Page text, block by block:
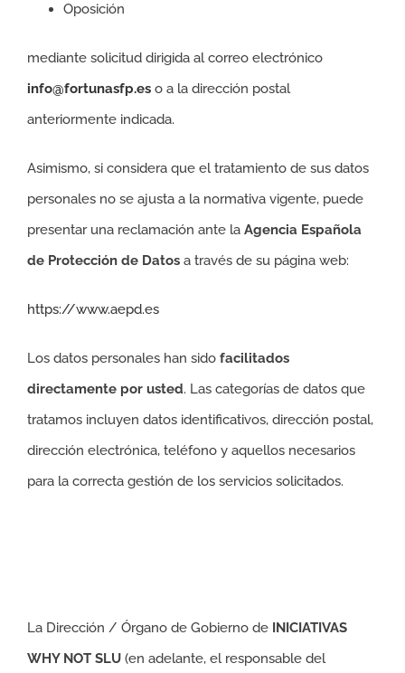
Oposición
mediante solicitud dirigida al correo electrónico
info@fortunasfp.es o a la dirección postal
anteriormente indicada.
Asimismo, si considera que el tratamiento de sus datos
personales no se ajusta a la normativa vigente, puede
presentar una reclamación ante la Agencia Española
de Protección de Datos a través de su página web:
https://www.aepd.es
Los datos personales han sido facilitados
directamente por usted. Las categorías de datos que
tratamos incluyen datos identificativos, dirección postal,
dirección electrónica, teléfono y aquellos necesarios
para la correcta gestión de los servicios solicitados.
La Dirección / Órgano de Gobierno de INICIATIVAS
WHY NOT SLU (en adelante, el responsable del